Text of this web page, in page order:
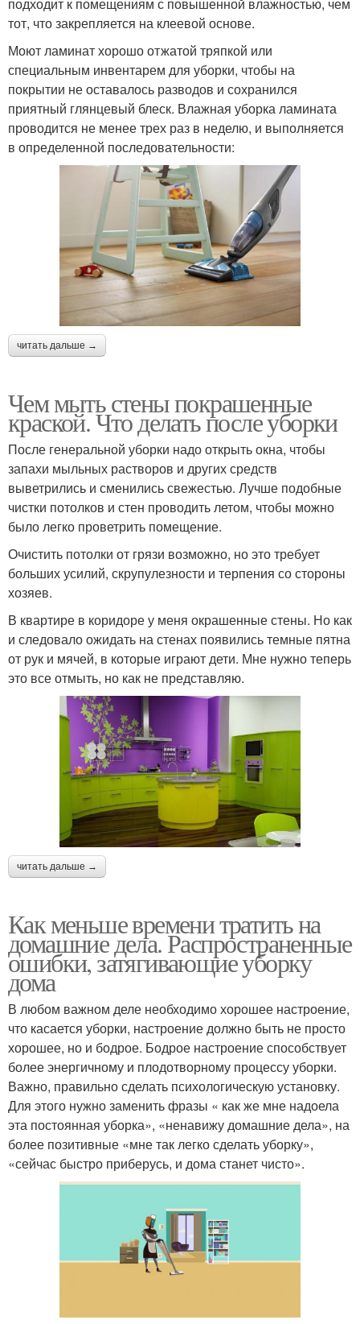
тот, что закрепляется на клеевой основе.
Моют ламинат хорошо отжатой тряпкой или
специальным инвентарем для уборки, чтобы на
покрытии не оставалось разводов и сохранился
приятный глянцевый блеск. Влажная уборка ламината
проводится не менее трех раз в неделю, и выполняется
в определенной последовательности:
читать дальше →
Чем мыть стены покрашенные
краской. Что делать после уборки
После генеральной уборки надо открыть окна, чтобы
запахи мыльных растворов и других средств
выветрились и сменились свежестью. Лучше подобные
чистки потолков и стен проводить летом, чтобы можно
было легко проветрить помещение.
Очистить потолки от грязи возможно, но это требует
больших усилий, скрупулезности и терпения со стороны
хозяев.
В квартире в коридоре у меня окрашенные стены. Но как
и следовало ожидать на стенах появились темные пятна
от рук и мячей, в которые играют дети. Мне нужно теперь
это все отмыть, но как не представляю.
читать дальше →
Как меньше времени тратить на
домашние дела. Распространенные
ошибки, затягивающие уборку
дома
В любом важном деле необходимо хорошее настроение,
что касается уборки, настроение должно быть не просто
хорошее, но и бодрое. Бодрое настроение способствует
более энергичному и плодотворному процессу уборки.
Важно, правильно сделать психологическую установку.
Для этого нужно заменить фразы « как же мне надоела
эта постоянная уборка», «ненавижу домашние дела», на
более позитивные «мне так легко сделать уборку»,
«сейчас быстро приберусь, и дома станет чисто».